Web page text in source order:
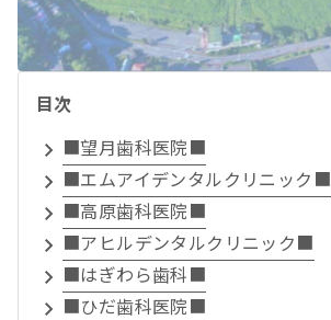
目次
■望月歯科医院■
■エムアイデンタルクリニック■
■高原歯科医院■
■アヒルデンタルクリニック■
■はぎわら歯科■
■ひだ歯科医院■